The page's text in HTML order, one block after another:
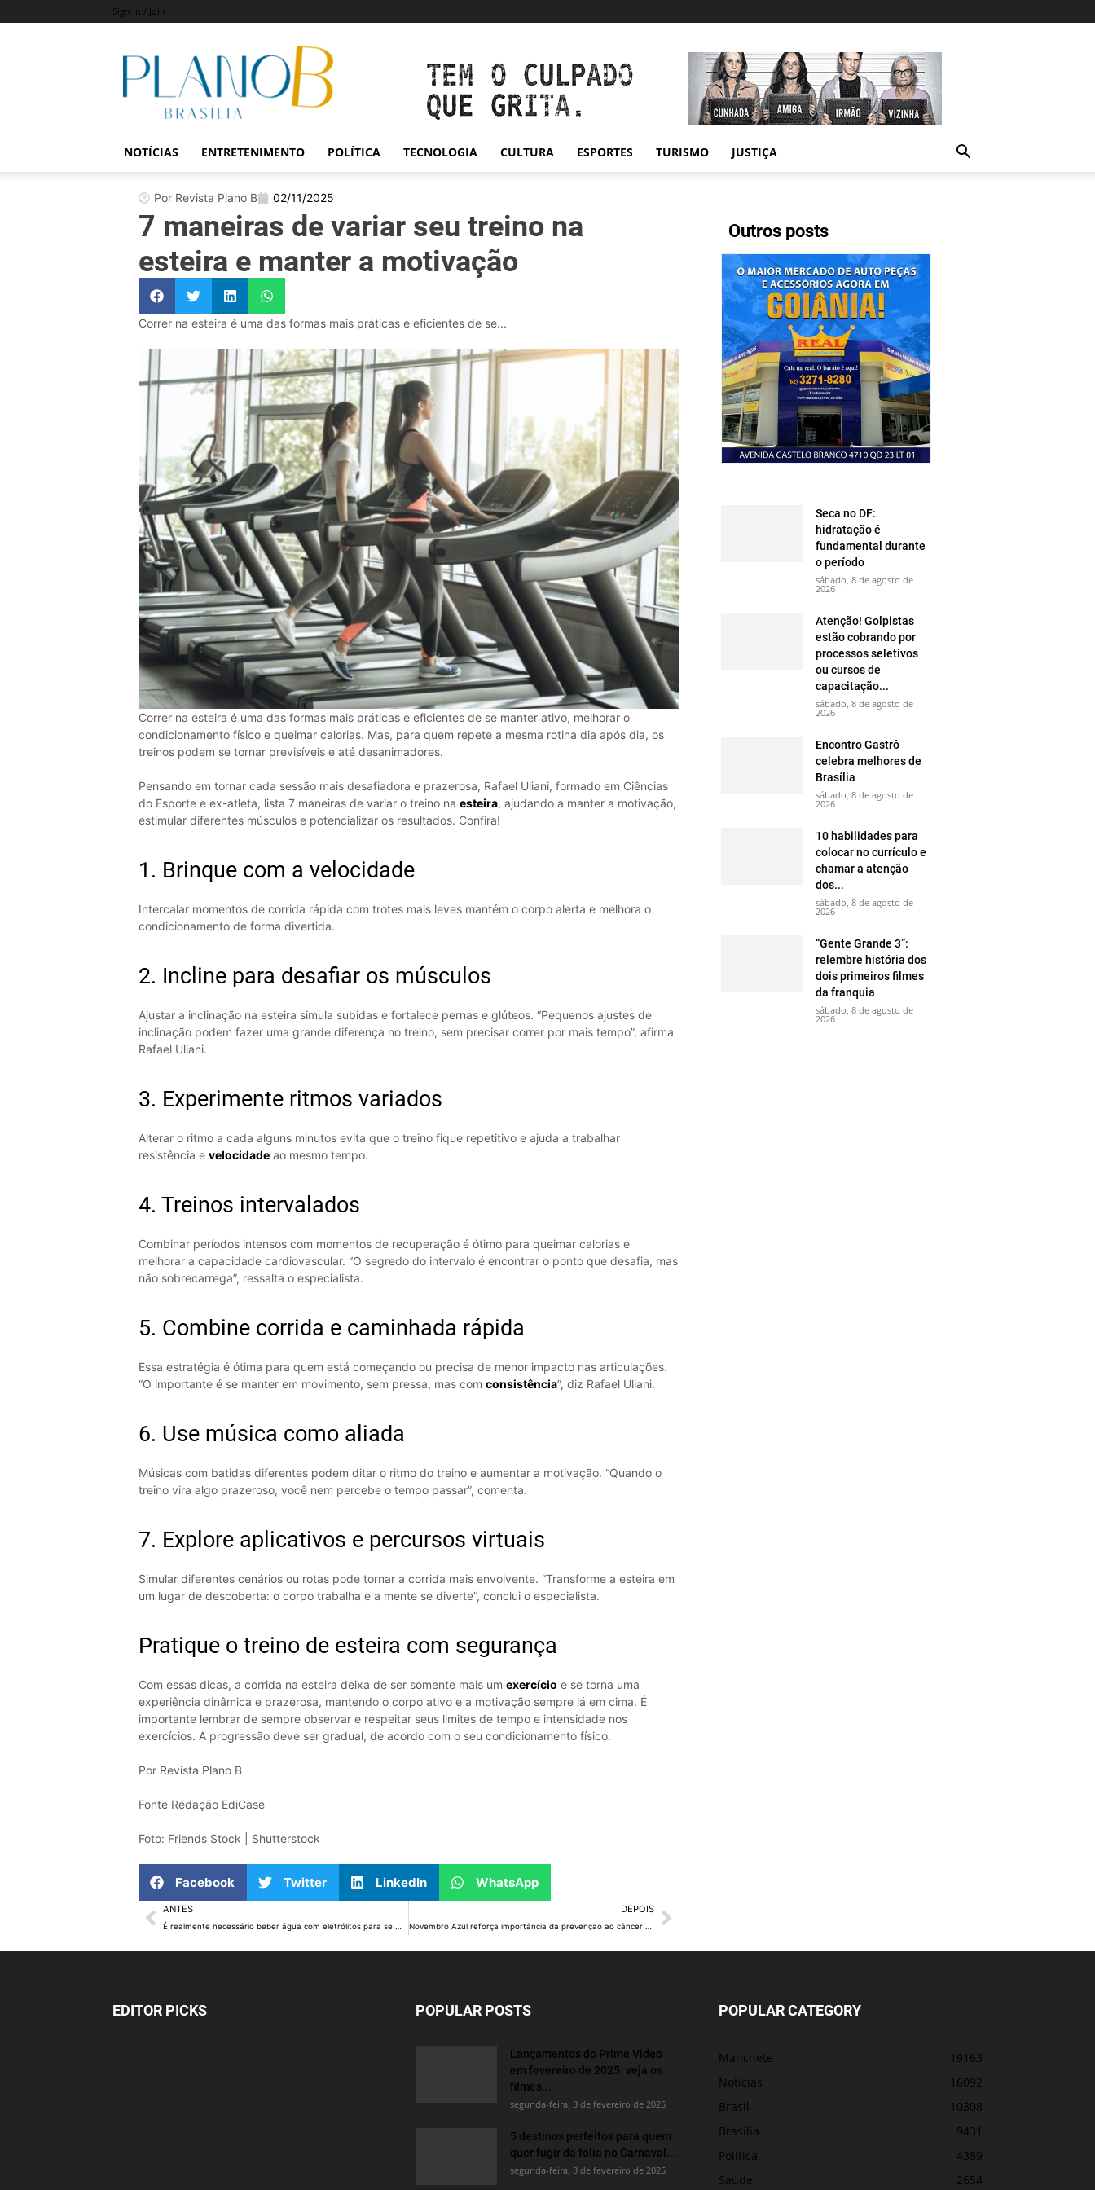
Sign in / Join
Revista
Plano
NOTÍCIAS ENTRETENIMENTO POLÍTICA TECNOLOGIA CULTURA ESPORTES TURISMO JUSTIÇA
Outros posts
Seca no DF:
hidratação é
fundamental durante
o período
sábado, 8 de agosto de
2026
Atenção! Golpistas
estão cobrando por
processos seletivos
ou cursos de
capacitação...
sábado, 8 de agosto de
2026
Encontro Gastrô
celebra melhores de
Brasília
sábado, 8 de agosto de
2026
10 habilidades para
colocar no currículo e
chamar a atenção
dos...
sábado, 8 de agosto de
2026
“Gente Grande 3”:
relembre história dos
dois primeiros filmes
da franquia
sábado, 8 de agosto de
2026
Por Revista Plano B 02/11/2025
7 maneiras de variar seu treino na
esteira e manter a motivação
Correr na esteira é uma das formas mais práticas e eficientes de se...
Correr na esteira é uma das formas mais práticas e eficientes de se manter ativo, melhorar o
condicionamento físico e queimar calorias. Mas, para quem repete a mesma rotina dia após dia, os
treinos podem se tornar previsíveis e até desanimadores.
Pensando em tornar cada sessão mais desafiadora e prazerosa, Rafael Uliani, formado em Ciências
do Esporte e ex-atleta, lista 7 maneiras de variar o treino na esteira, ajudando a manter a motivação,
estimular diferentes músculos e potencializar os resultados. Confira!
1. Brinque com a velocidade
Intercalar momentos de corrida rápida com trotes mais leves mantém o corpo alerta e melhora o
condicionamento de forma divertida.
2. Incline para desafiar os músculos
Ajustar a inclinação na esteira simula subidas e fortalece pernas e glúteos. “Pequenos ajustes de
inclinação podem fazer uma grande diferença no treino, sem precisar correr por mais tempo”, afirma
Rafael Uliani.
3. Experimente ritmos variados
Alterar o ritmo a cada alguns minutos evita que o treino fique repetitivo e ajuda a trabalhar
resistência e velocidadeao mesmo tempo.
4. Treinos intervalados
Combinar períodos intensos com momentos de recuperação é ótimo para queimar calorias e
melhorar a capacidade cardiovascular. “O segredo do intervalo é encontrar o ponto que desafia, mas
não sobrecarrega”, ressalta o especialista.
5. Combine corrida e caminhada rápida
Essa estratégia é ótima para quem está começando ou precisa de menor impacto nas articulações.
“O importante é se manter em movimento, sem pressa, mas com consistência”, diz Rafael Uliani.
6. Use música como aliada
Músicas com batidas diferentes podem ditar o ritmo do treino e aumentar a motivação. “Quando o
treino vira algo prazeroso, você nem percebe o tempo passar”, comenta.
7. Explore aplicativos e percursos virtuais
Simular diferentes cenários ou rotas pode tornar a corrida mais envolvente. “Transforme a esteira em
um lugar de descoberta: o corpo trabalha e a mente se diverte”, conclui o especialista.
Pratique o treino de esteira com segurança
Com essas dicas, a corrida na esteira deixa de ser somente mais um exercício e se torna uma
experiência dinâmica e prazerosa, mantendo o corpo ativo e a motivação sempre lá em cima. É
importante lembrar de sempre observar e respeitar seus limites de tempo e intensidade nos
exercícios. A progressão deve ser gradual, de acordo com o seu condicionamento físico.
Por Revista Plano B
Fonte Redação EdiCase
Foto: Friends Stock | Shutterstock
Facebook Twitter LinkedIn WhatsApp
ANTES
É realmente necessário beber água com eletrólitos para se manter hidratado após o exercício?
DEPOIS
Novembro Azul reforça importância da prevenção ao câncer de próstata
EDITOR PICKS POPULAR POSTS
Lançamentos do Prime Video
em fevereiro de 2025: veja os
filmes...
segunda-feira, 3 de fevereiro de 2025
5 destinos perfeitos para quem
quer fugir da folia no Carnaval...
segunda-feira, 3 de fevereiro de 2025
POPULAR CATEGORY
Manchete
19163
Notícias
16092
Brasil
10308
Brasília
9431
Política
4389
Saúde
2654